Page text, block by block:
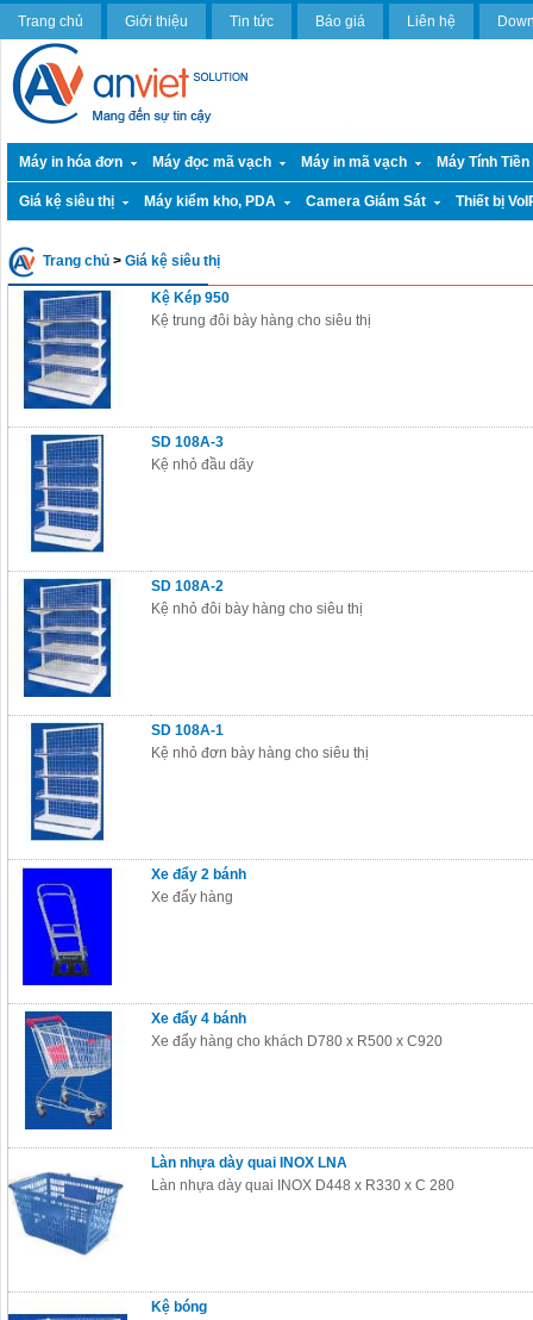
Trang chủ Giới thiệu Tin tức Báo giá Liên hệ
Máy in hóa đơn Máy đọc mã vạch Máy in mã vạch Máy Tính
Giá kệ siêu thị Máy kiểm kho, PDA Camera Giám Sát Thiết bị
Trang chủ > Giá kệ siêu thị
Kệ Kép 950
Kệ trung đôi bày hàng cho siêu thị
SD 108A-3
Kệ nhỏ đầu dãy
SD 108A-2
Kệ nhỏ đôi bày hàng cho siêu thị
SD 108A-1
Kệ nhỏ đơn bày hàng cho siêu thị
Xe đẩy 2 bánh
Xe đẩy hàng
Xe đẩy 4 bánh
Xe đẩy hàng cho khách D780 x R500 x C920
Làn nhựa dày quai INOX LNA
Làn nhựa dày quai INOX D448 x R330 x C 280
Kệ bóng